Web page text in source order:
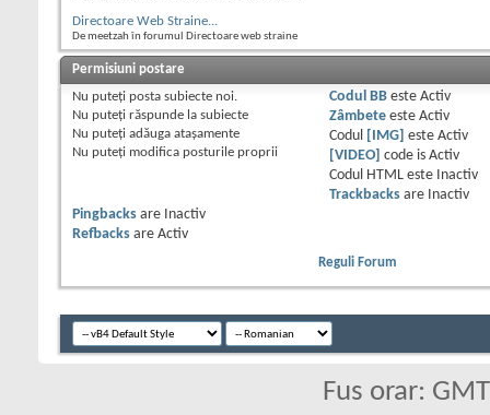
Directoare Web Straine...
De meetzah în forumul Directoare web straine
Permisiuni postare
Nu puteţi posta subiecte noi.
Nu puteţi răspunde la subiecte
Nu puteţi adăuga ataşamente
Nu puteţi modifica posturile proprii
Codul BBeste Activ
Zâmbeteeste Activ
Codul
[IMG] este Activ
[VIDEO]
code is Activ
Codul HTML este
Inactiv
Trackbacksare
Inactiv
Pingbacks are
Inactiv
Refbacks are Activ
Reguli Forum
Fus orar: